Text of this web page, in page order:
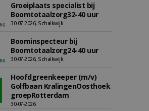
Groeiplaats specialist bij
Boomtotaalzorg32-40 uur
30-07-2026, Schalkwijk
Boominspecteur bij
Boomtotaalzorg24-40 uur
30-07-2026, Schalkwijk
Hoofdgreenkeeper (m/v)
Golfbaan KralingenOosthoek
groepRotterdam
30-07-2026